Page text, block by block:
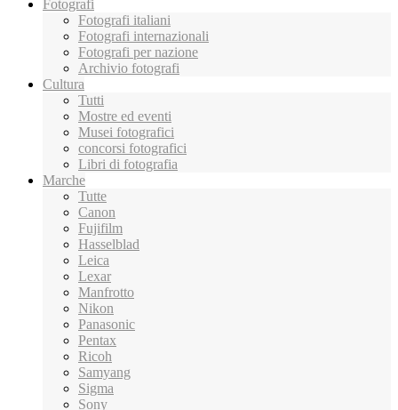
Fotografi
Fotografi italiani
Fotografi internazionali
Fotografi per nazione
Archivio fotografi
Cultura
Tutti
Mostre ed eventi
Musei fotografici
concorsi fotografici
Libri di fotografia
Marche
Tutte
Canon
Fujifilm
Hasselblad
Leica
Lexar
Manfrotto
Nikon
Panasonic
Pentax
Ricoh
Samyang
Sigma
Sony